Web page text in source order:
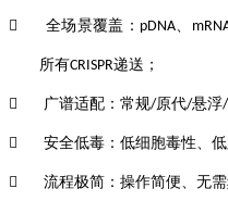
 全场景覆盖： pDNA、
所有CRISPR递送 ；
 广谱适配：常规/原代/悬浮/
 安全低毒：低细胞毒性、
 流程极简：操作简便、无